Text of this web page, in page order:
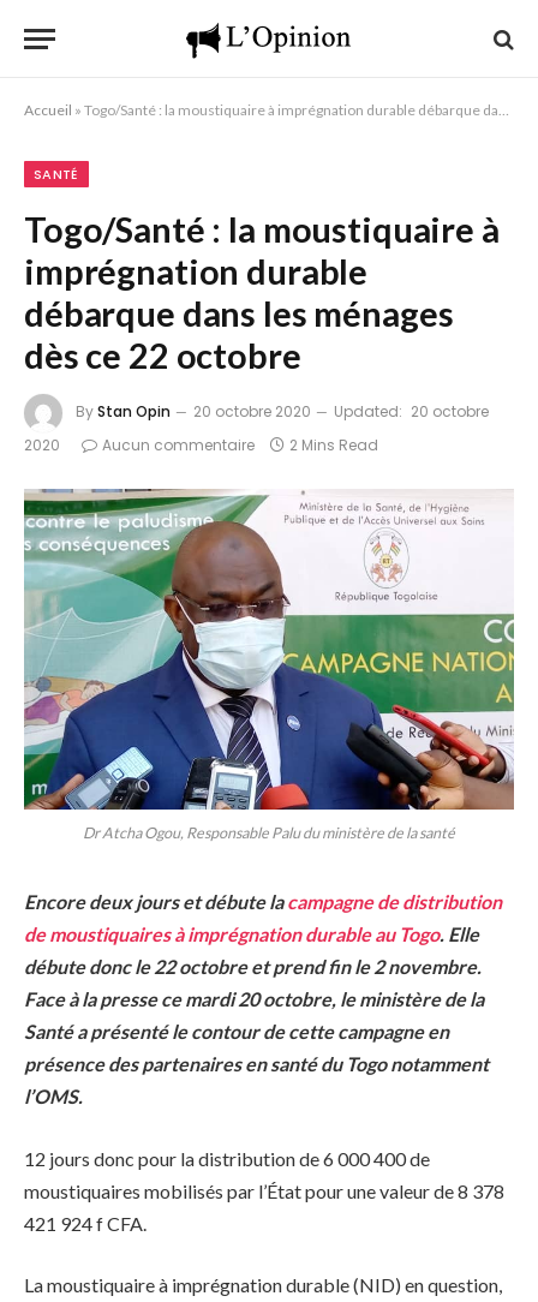
Accueil » Togo/Santé : la moustiquaire à imprégnation durable débarque dans les ménages dès ce 22 octobre
SANTÉ
Togo/Santé : la moustiquaire à
imprégnation durable
débarque dans les ménages
dès ce 22 octobre
ByStan Opin 20 octobre 2020 Updated: 20 octobre
2020
Aucun commentaire 2 Mins Read
Dr Atcha Ogou, Responsable Palu du ministère de la santé
Encore deux jours et débute lacampagne de distribution
de moustiquaires à imprégnation durable au Togo. Elle
débute donc le 22 octobre et prend fin le 2 novembre.
Face à la presse ce mardi 20 octobre, le ministère de la
Santé a présenté le contour de cette campagne en
présence des partenaires en santé du Togo notamment
l’OMS.
12 jours donc pour la distribution de 6 000 400 de
moustiquaires mobilisés par l’État pour une valeur de 8 378
421 924 f CFA.
La moustiquaire à imprégnation durable (NID) en question,